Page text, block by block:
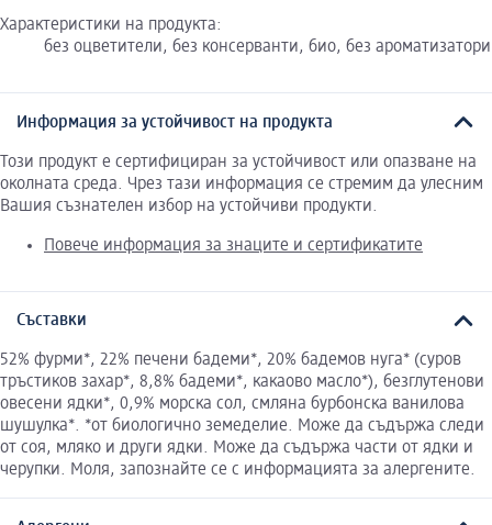
Характеристики на продукта:
без оцветители, без консерванти, био, без ароматизатори
Информация за устойчивост на продукта
Този продукт е сертифициран за устойчивост или опазване на
околната среда. Чрез тази информация се стремим да улесним
Вашия съзнателен избор на устойчиви продукти.
Повече информация за знаците и сертификатите
Съставки
52% фурми*, 22% печени бадеми*, 20% бадемов нуга* (суров
тръстиков захар*, 8,8% бадеми*, какаово масло*), безглутенови
овесени ядки*, 0,9% морска сол, смляна бурбонска ванилова
шушулка*. *от биологично земеделие. Може да съдържа следи
от соя, мляко и други ядки. Може да съдържа части от ядки и
черупки. Моля, запознайте се с информацията за алергените.